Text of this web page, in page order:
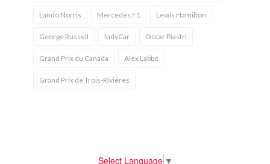
Lando Norris Mercedes F1 Lewis Hamilton
George Russell IndyCar Oscar Piastri
Grand Prix du Canada Alex Labbé
Grand Prix de Trois-Rivières
Select Language ▼